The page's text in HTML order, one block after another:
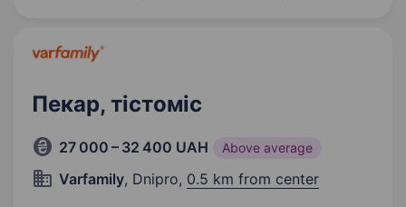
Пекар, тістоміс
27 000 – 32 400 UAH Above average
Varfamily, Dnipro, 0.5 km from center